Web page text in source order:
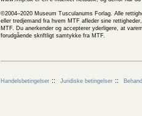
©2004–2020 Museum Tusculanums Forlag. Alle
eller tredjemand fra hvem MTF afleder sine
MTF. Du anerkender og accepterer yderligere, at
forudgående skriftligt samtykke fra MTF.
Handelsbetingelser Juridiske betingelser